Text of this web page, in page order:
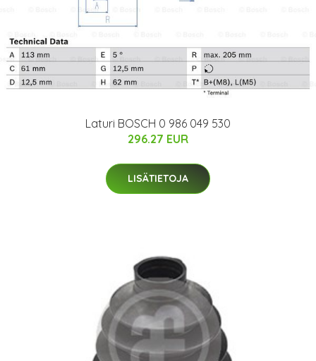
Laturi BOSCH 0 986 049 530
296.27 EUR
LISÄTIETOJA